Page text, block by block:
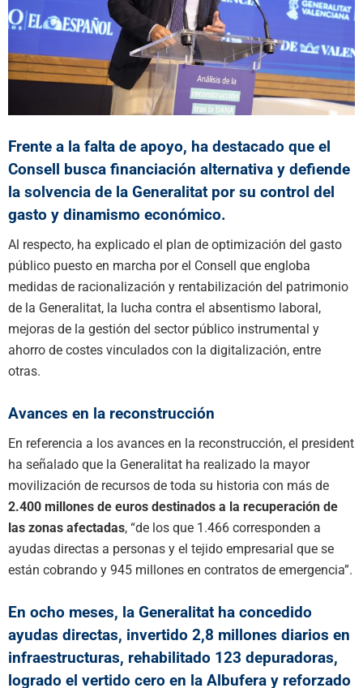
Frente a la falta de apoyo, ha destacado que el
Consell busca financiación alternativa y defiende
la solvencia de la Generalitat por su control del
gasto y dinamismo económico.
Al respecto, ha explicado el plan de optimización del gasto
público puesto en marcha por el Consell que engloba
medidas de racionalización y rentabilización del patrimonio
de la Generalitat, la lucha contra el absentismo laboral,
mejoras de la gestión del sector público instrumental y
ahorro de costes vinculados con la digitalización, entre
otras.
Avances en la reconstrucción
En referencia a los avances en la reconstrucción, el president
ha señalado que la Generalitat ha realizado la mayor
movilización de recursos de toda su historia con más de
2.400 millones de euros destinados a la recuperación de
las zonas afectadas, “de los que 1.466 corresponden a
ayudas directas a personas y el tejido empresarial que se
están cobrando y 945 millones en contratos de emergencia”.
En ocho meses, la Generalitat ha concedido
ayudas directas, invertido 2,8 millones diarios en
infraestructuras, rehabilitado 123 depuradoras,
logrado el vertido cero en la Albufera y reforzado